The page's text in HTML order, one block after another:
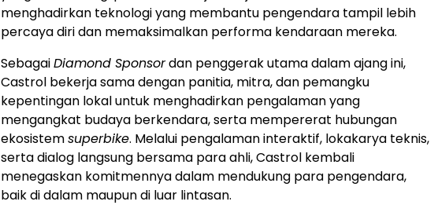
menghadirkan teknologi yang membantu pengendara tampil lebih
percaya diri dan memaksimalkan performa kendaraan mereka.
SebagaiDiamond Sponsordan penggerak utama dalam ajang ini,
Castrol bekerja sama dengan panitia, mitra, dan pemangku
kepentingan lokal untuk menghadirkan pengalaman yang
mengangkat budaya berkendara, serta mempererat hubungan
ekosistemsuperbike. Melalui pengalaman interaktif, lokakarya teknis,
serta dialog langsung bersama para ahli, Castrol kembali
menegaskan komitmennya dalam mendukung para pengendara,
baik di dalam maupun di luar lintasan.